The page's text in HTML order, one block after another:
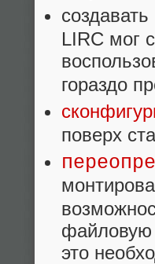
LIRC мог
гораздо
поверх
файловую
это